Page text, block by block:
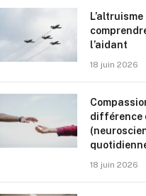
l’aidant
18 juin 2026
différence
18 juin 2026